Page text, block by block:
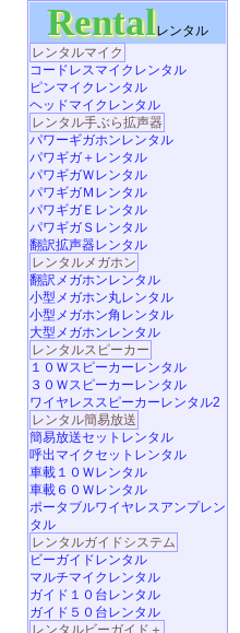
Rentalレンタル
レンタルマイク
コードレスマイクレンタル
ピンマイクレンタル
ヘッドマイクレンタル
レンタル手ぶら拡声器
パワーギガホンレンタル
パワギガ＋レンタル
パワギガＷレンタル
パワギガＭレンタル
パワギガＥレンタル
パワギガＳレンタル
翻訳拡声器レンタル
レンタルメガホン
翻訳メガホンレンタル
小型メガホン丸レンタル
小型メガホン角レンタル
大型メガホンレンタル
レンタルスピーカー
１０Ｗスピーカーレンタル
３０Ｗスピーカーレンタル
ワイヤレススピーカーレンタル2
レンタル簡易放送
簡易放送セットレンタル
呼出マイクセットレンタル
車載１０Ｗレンタル
車載６０Ｗレンタル
ポータブルワイヤレスアンプレン
タル
レンタルガイドシステム
ビーガイドレンタル
マルチマイクレンタル
ガイド１０台レンタル
ガイド５０台レンタル